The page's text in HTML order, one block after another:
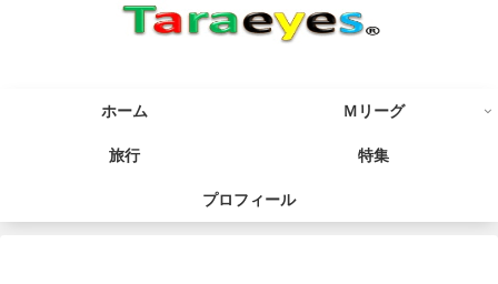
ホーム Ｍリーグ
旅行 特集
プロフィール